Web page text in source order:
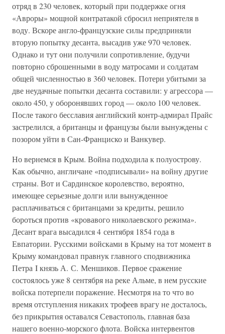
отряд в 230 человек, который при поддержке огня
«Авроры» мощной контратакой сбросил неприятеля в
воду. Вскоре англо-французские силы предприняли
вторую попытку десанта, высадив уже 970 человек.
Однако и тут они получили сопротивление, будучи
повторно сброшенными в воду матросами и солдатам
общей численностью в 360 человек. Потери убитыми за
две неудачные попытки десанта составили: у агрессора —
около 450, у оборонявших город — около 100 человек.
После такого бесславия английский контр-адмирал Прайс
застрелился, а британцы и французы были вынуждены с
позором уйти в Сан-Франциско и Ванкувер.
Но вернемся в Крым. Война подходила к полуострову.
Как обычно, англичане «подписывали» на войну другие
страны. Вот и Сардинское королевство, вероятно,
имеющее серьезные долги или вынужденное
расплачиваться с британцами за кредиты, решило
бороться против «кровавого николаевского режима».
Десант врага высадился 4 сентября 1854 года в
Евпатории. Русскими войсками в Крыму на тот момент в
Крыму командовал правнук главного сподвижника
Петра I князь А. С. Меншиков. Первое сражение
состоялось уже 8 сентября на реке Альме, в нем русские
войска потерпели поражение. Несмотря на то что во
время отступления никаких трофеев врагу не досталось,
без прикрытия оставался Севастополь, главная база
нашего военно-морского флота. Войска интервентов